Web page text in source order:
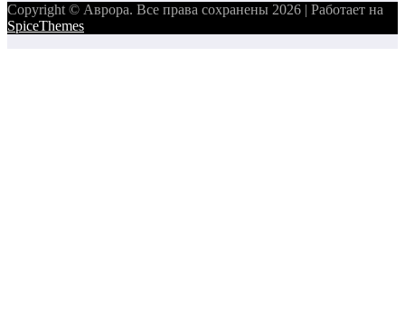
Copyright © Аврора. Все права сохранены 2026 | Работает на
SpiceThemes